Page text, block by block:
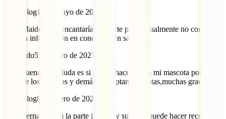
IATI Blog11 de mayo de 2021
Hola Maider, nos encantaría ayudarte pero actualmente no contamos
con esa información en concreto. Un saludo
Fernando5 de enero de 2021
Hola buenas! Mi duda es si podría hacerla con mi mascota por el
tema de los refugios y demás si aceptan mascotas,muchas gracias
IATI Blog8 de enero de 2021
Hola Fernando, en la parte italiana y suiza se puede hacer recorrido